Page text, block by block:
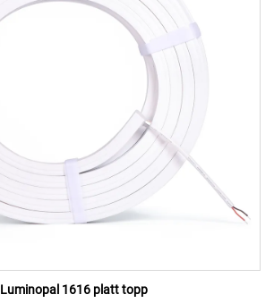
Luminopal 1616 platt topp